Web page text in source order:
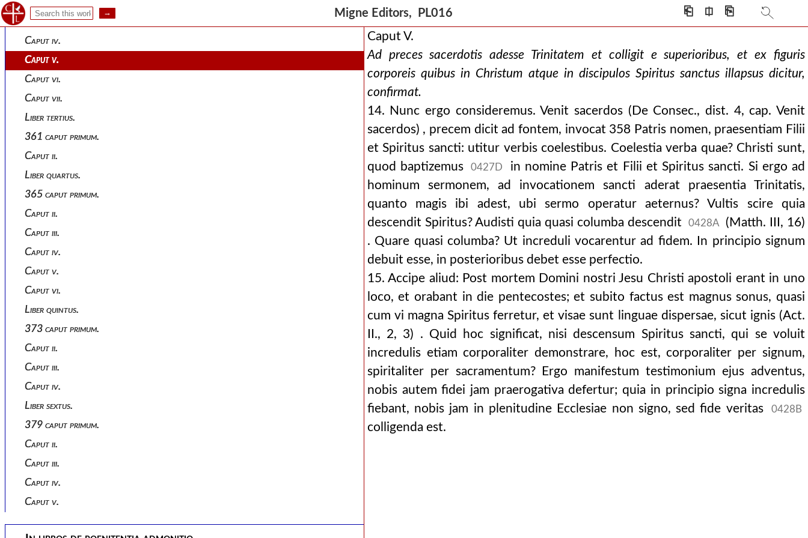
Migne Editors, PL016 ⎗ ⎅ ⎘
Caput iii.
Caput iv.
Caput v.
Caput vi.
Caput vii.
Liber tertius.
361 caput primum.
Caput ii.
Liber quartus.
365 caput primum.
Caput ii.
Caput iii.
Caput iv.
Caput v.
Caput vi.
Liber quintus.
373 caput primum.
Caput ii.
Caput iii.
Caput iv.
Liber sextus.
379 caput primum.
Caput ii.
Caput iii.
Caput iv.
Caput v.
Caput V.
Ad preces sacerdotis adesse Trinitatem et colligit e superioribus, et ex figuris
corporeis quibus in Christum atque in discipulos Spiritus sanctus illapsus dicitur,
confirmat.
14. Nunc ergo consideremus. Venit sacerdos (De Consec., dist. 4, cap. Venit
sacerdos) , precem dicit ad fontem, invocat 358 Patris nomen, praesentiam Filii
et Spiritus sancti: utitur verbis coelestibus. Coelestia verba quae? Christi sunt,
quod baptizemus
0427D
in nomine Patris et Filii et Spiritus sancti. Si ergo ad
hominum sermonem, ad invocationem sancti aderat praesentia Trinitatis,
quanto magis ibi adest, ubi sermo operatur aeternus? Vultis scire quia
descendit Spiritus? Audisti quia quasi columba descendit
0428A
(Matth. III, 16)
. Quare quasi columba? Ut increduli vocarentur ad fidem. In principio signum
debuit esse, in posterioribus debet esse perfectio.
15. Accipe aliud: Post mortem Domini nostri Jesu Christi apostoli erant in uno
loco, et orabant in die pentecostes; et subito factus est magnus sonus, quasi
cum vi magna Spiritus ferretur, et visae sunt linguae dispersae, sicut ignis (Act.
II., 2, 3) . Quid hoc significat, nisi descensum Spiritus sancti, qui se voluit
incredulis etiam corporaliter demonstrare, hoc est, corporaliter per signum,
spiritaliter per sacramentum? Ergo manifestum testimonium ejus adventus,
nobis autem fidei jam praerogativa defertur; quia in principio signa incredulis
fiebant, nobis jam in plenitudine Ecclesiae non signo, sed fide veritas
0428B
colligenda est.